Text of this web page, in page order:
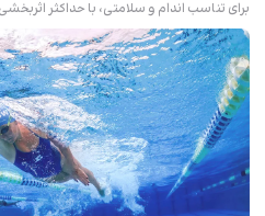
برای تناسب اندام و سلامتی، با حداکثر